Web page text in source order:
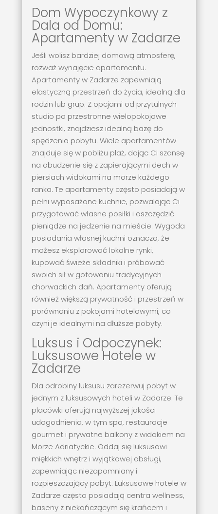
Dom Wypoczynkowy z
Dala od Domu:
Apartamenty w Zadarze
Jeśli wolisz bardziej domową atmosferę,
rozważ wynajęcie apartamentu.
Apartamenty w Zadarze zapewniają
elastyczną przestrzeń do życia, idealną dla
rodzin lub grup. Z opcjami od przytulnych
studio po przestronne wielopokojowe
jednostki, znajdziesz idealną bazę do
spędzenia pobytu. Wiele apartamentów
znajduje się w pobliżu plaż, dając Ci szansę
na obudzenie się z zapierającymi dech w
piersiach widokami na morze każdego
ranka. Te apartamenty często posiadają w
pełni wyposażone kuchnie, pozwalając Ci
przygotować własne posiłki i oszczędzić
pieniądze na jedzenie na mieście. Wygoda
posiadania własnej kuchni oznacza, że
możesz eksplorować lokalne rynki,
kupować świeże składniki i próbować
swoich sił w gotowaniu tradycyjnych
chorwackich dań. Apartamenty oferują
również większą prywatność i przestrzeń w
porównaniu z pokojami hotelowymi, co
czyni je idealnymi na dłuższe pobyty.
Luksus i Odpoczynek:
Luksusowe Hotele w
Zadarze
Dla odrobiny luksusu zarezerwuj pobyt w
jednym z luksusowych hoteli w Zadarze. Te
placówki oferują najwyższej jakości
udogodnienia, w tym spa, restauracje
gourmet i prywatne balkony z widokiem na
Morze Adriatyckie. Oddaj się luksusowi
miękkich wnętrz i wyjątkowej obsługi,
zapewniając niezapomniany i
rozpieszczający pobyt. Luksusowe hotele w
Zadarze często posiadają centra wellness,
baseny z niekończącym się krańcem i